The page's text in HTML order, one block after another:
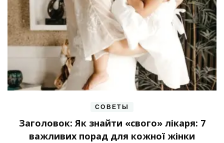
СОВЕТЫ
Заголовок: Як знайти «свого» лікаря: 7
важливих порад для кожної жінки